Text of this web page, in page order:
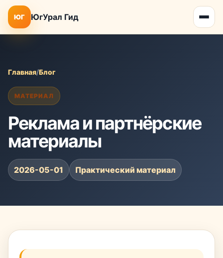
ЮГ ЮгУрал Гид
Главная/Блог
МАТЕРИАЛ
Реклама и партнёрские
материалы
2026-05-01 Практический материал